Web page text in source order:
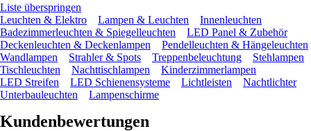
Liste überspringen
Leuchten & Elektro
Lampen & Leuchten
Innenleuchten
Badezimmerleuchten & Spiegelleuchten
LED Panel & Zubehör
Deckenleuchten & Deckenlampen
Pendelleuchten & Hängeleuchten
Wandlampen
Strahler & Spots Treppenbeleuchtung
Stehlampen
Tischleuchten
Nachttischlampen
Kinderzimmerlampen
LED Streifen
LED Schienensysteme Lichtleisten
Nachtlichter
Unterbauleuchten
Lampenschirme
Kundenbewertungen